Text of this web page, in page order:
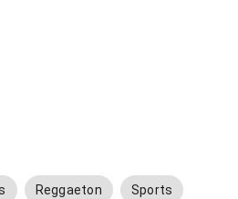
Reggaeton Sports